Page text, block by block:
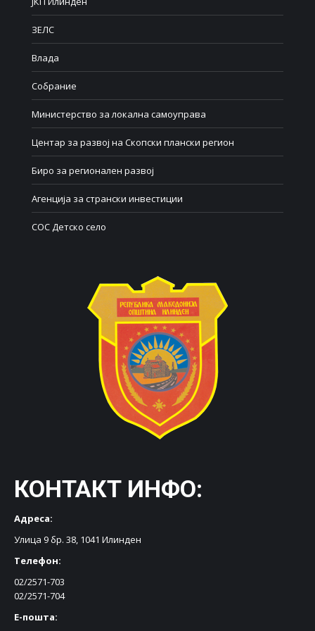
ЗЕЛС
Влада
Собрание
Министерство за локална самоуправа
Центар за развој на Скопски плански регион
Биро за регионален развој
Агенција за странски инвестиции
СОС Детско село
КОНТАКТ ИНФО:
Адреса:
Улица 9 бр. 38, 1041 Илинден
Телефон:
02/2571-703
02/2571-704
Е-пошта: